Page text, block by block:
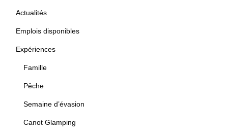
Actualités
Emplois disponibles
Expériences
Famille
Pêche
Semaine d’évasion
Canot Glamping